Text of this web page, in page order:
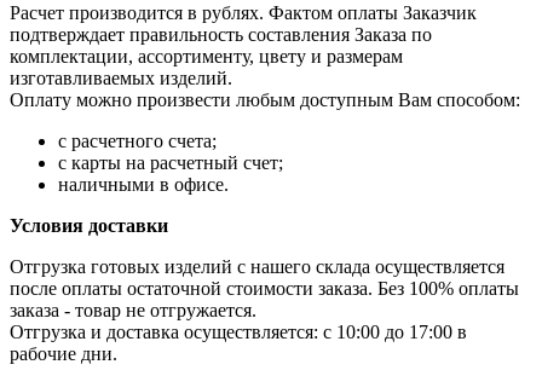
Расчет производится в рублях. Фактом оплаты Заказчик
подтверждает правильность составления Заказа по
комплектации, ассортименту, цвету и размерам
изготавливаемых изделий.
Оплату можно произвести любым доступным Вам способом:
с расчетного счета;
с карты на расчетный счет;
наличными в офисе.
Условия доставки
Отгрузка готовых изделий с нашего склада осуществляется
после оплаты остаточной стоимости заказа. Без 100% оплаты
заказа - товар не отгружается.
Отгрузка и доставка осуществляется: с 10:00 до 17:00 в
рабочие дни.